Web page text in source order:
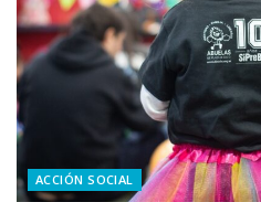
ACCIÓN SOCIAL